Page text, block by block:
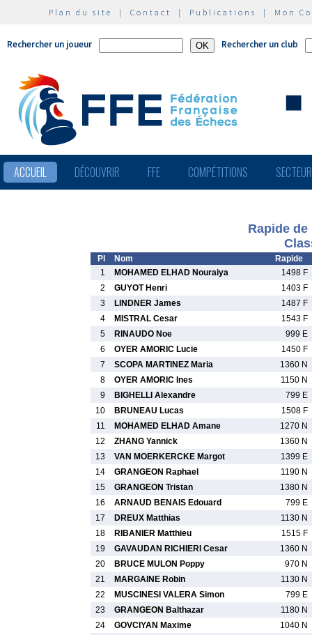
Plan du site | Contact | Publications | Mon
Rechercher un joueur Rechercher un club
ACCUEIL DÉCOUVRIR FFE COMPÉTITIONS
Rapide de
Pl Nom
Rapide
1
MOHAMED ELHAD Nouraiya
1498 F
2
GUYOT Henri
1403 F
3
LINDNER James
1487 F
4
MISTRAL Cesar
1543 F
5
RINAUDO Noe
999 E
6
OYER AMORIC Lucie
1450 F
7
SCOPA MARTINEZ Maria
1360 N
8
OYER AMORIC Ines
1150 N
9
BIGHELLI Alexandre
799 E
10
BRUNEAU Lucas
1508 F
11
MOHAMED ELHAD Amane
1270 N
12
ZHANG Yannick
1360 N
13
VAN MOERKERCKE Margot
1399 E
14
GRANGEON Raphael
1190 N
15
GRANGEON Tristan
1380 N
16
ARNAUD BENAIS Edouard
799 E
17
DREUX Matthias
1130 N
18
RIBANIER Matthieu
1515 F
19
GAVAUDAN RICHIERI Cesar
1360 N
20
BRUCE MULON Poppy
970 N
21
MARGAINE Robin
1130 N
22
MUSCINESI VALERA Simon
799 E
23
GRANGEON Balthazar
1180 N
24
GOVCIYAN Maxime
1040 N